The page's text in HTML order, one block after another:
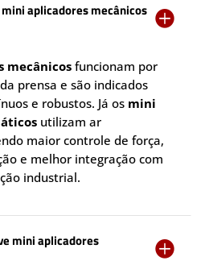
aplicadores mecânicos 
mecânicosfuncionam por
prensa e são indicados
e robustos. Já os mini
utilizam ar
maior controle de força,
e melhor integração com
industrial.
mini aplicadores
